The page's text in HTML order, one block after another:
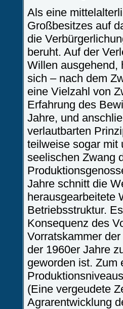
Als eine
Großbesitzes auf
die
beruht. Auf der
Willen ausgehend,
sich – nach dem
eine Vielzahl von
Erfahrung des
Jahre, und
verlautbarten
teilweise sogar mit
seelischen Zwang
Jahre schnitt die
herausgearbeitete
Betriebsstruktur.
Konsequenz des
Vorratskammer
der 1960er Jahre
geworden ist. Zum
(Eine vergeudete
Agrarentwicklung